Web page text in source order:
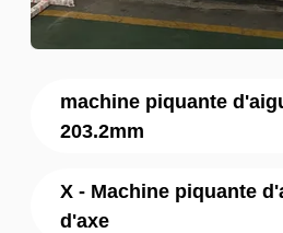
machine piquante
203.2mm
X - Machine piquante
d'axe